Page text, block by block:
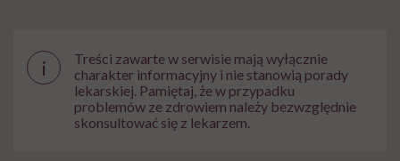
i
Treści zawarte w serwisie mają wyłącznie
charakter informacyjny i nie stanowią porady
lekarskiej. Pamiętaj, że w przypadku
problemów ze zdrowiem należy bezwzględnie
skonsultować się z lekarzem.